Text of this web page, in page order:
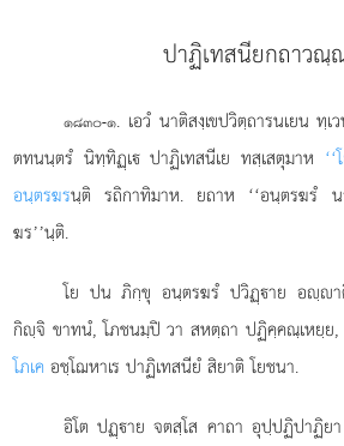
ปาฏิเทสนียกถาวณฺ
๑๘๓๐-๑. เอวํ นาติสงฺเขปวิตฺถารนเยน ทฺ
ตทนนฺตรํ นิทฺทิฏฺเ ปาฏิเทสนีเย ทสฺเสตุมาห
อนฺตรฆรนฺติ รถิกาทิมาห. ยถาห ‘‘อนฺตรฆรํ
ฆร’’นฺติ.
โย ปน ภิกฺขุ อนฺตรฆรํ ปวิฏฺาย อฺ
กิฺจิ ขาทนํ, โภชนมฺปิ วา สหตฺถา ปฏิคฺคณฺเหยฺย,
โภเค อชฺโฌหาเร ปาฏิเทสนียํ สิยาติ โยชนา.
อิโต ปฏฺาย จตสฺโส คาถา อุปฺปฏิปาฏิย